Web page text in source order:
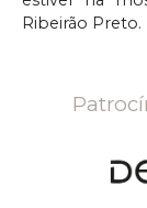
Ribeirão Preto.